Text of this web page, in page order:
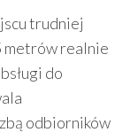
trudniej
metrów realnie
do
odbiorników